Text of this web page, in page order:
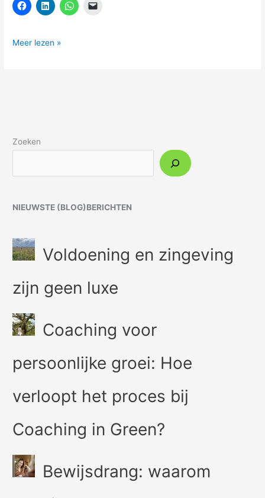
Meer lezen »
Zoeken
NIEUWSTE (BLOG)BERICHTEN
Voldoening en zingeving
zijn geen luxe
Coaching voor
persoonlijke groei: Hoe
verloopt het proces bij
Coaching in Green?
Bewijsdrang: waarom